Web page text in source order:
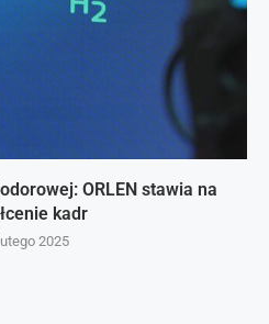
ORLEN stawia na
kadr
2025